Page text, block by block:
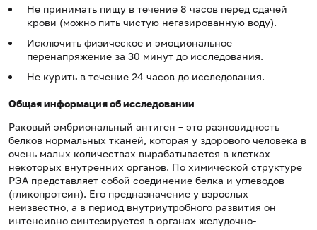
Не принимать пищу в течение 8 часов перед сдачей
крови (можно пить чистую негазированную воду).
Исключить физическое и эмоциональное
перенапряжение за 30 минут до исследования.
Не курить в течение 24 часов до исследования.
Общая информация об исследовании
Раковый эмбриональный антиген – это разновидность
белков нормальных тканей, которая у здорового человека в
очень малых количествах вырабатывается в клетках
некоторых внутренних органов. По химической структуре
РЭА представляет собой соединение белка и углеводов
(гликопротеин). Его предназначение у взрослых
неизвестно, а в период внутриутробного развития он
интенсивно синтезируется в органах желудочно-